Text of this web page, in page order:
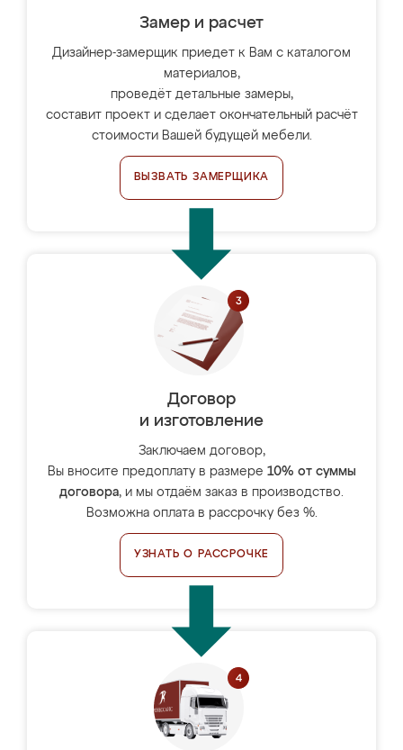
Замер и расчет
Дизайнер-замерщик приедет к Вам с каталогом
материалов,
проведёт детальные замеры,
составит проект и сделает окончательный расчёт
стоимости Вашей будущей мебели.
ВЫЗВАТЬ ЗАМЕРЩИКА
Договор
и изготовление
Заключаем договор,
Вы вносите предоплату в размере 10% от суммы
договора, и мы отдаём заказ в производство.
Возможна оплата в рассрочку без %.
УЗНАТЬ О РАССРОЧКЕ